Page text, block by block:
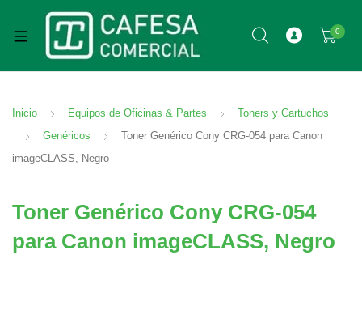
0
Inicio Equipos de Oficinas & Partes
Toners y Cartuchos
Genéricos
Toner Genérico Cony CRG-054 para Canon
imageCLASS, Negro
Toner Genérico Cony CRG-054
para Canon imageCLASS, Negro